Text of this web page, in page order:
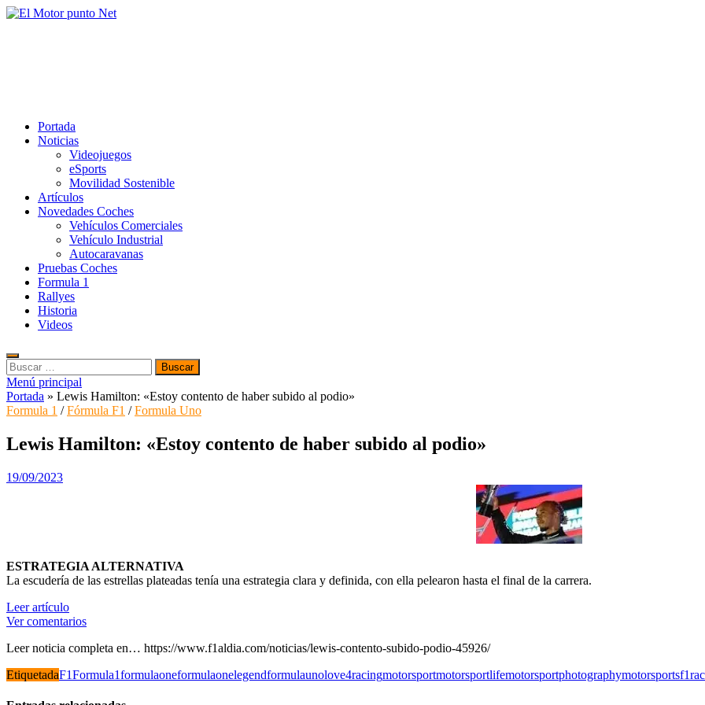
Saltar
Portada
Noticias
Videojuegos
eSports
Movilidad Sostenible
Artículos
Novedades Coches
Vehículos Comerciales
Vehículo Industrial
Autocaravanas
Pruebas Coches
Formula 1
Rallyes
Historia
Videos
Buscar:
Menú principal
Portada » Lewis Hamilton: «Estoy contento de haber subido al podio»
Formula 1 /Fórmula F1 /Formula Uno
Lewis Hamilton: «Estoy contento de haber subido al podio»
19/09/2023
ESTRATEGIA ALTERNATIVA
La escudería de las estrellas plateadas tenía una estrategia clara y definida, con ella pelearon hasta el final de la carrera.
Leer artículo
Ver comentarios
Leer noticia completa en… https://www.f1aldia.com/noticias/lewis-contento-subido-podio-45926/
EtiquetadaF1Formula1formulaoneformulaonelegendformulaunolove4racingmotorsportmotorsportlifemotorsportphotographymotorsportsf1